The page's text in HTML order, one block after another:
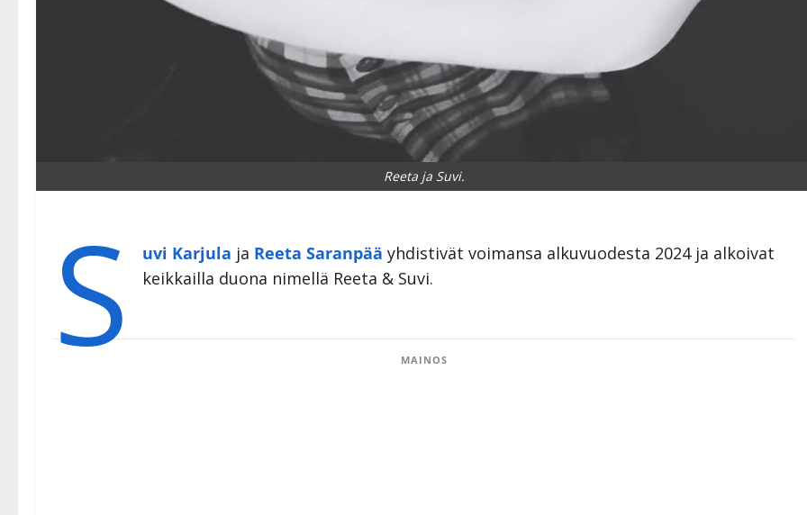
Reeta ja Suvi.
S uvi Karjula ja Reeta Saranpää yhdistivät voimansa alkuvuodesta 2024 ja alkoivat
keikkailla duona nimellä Reeta & Suvi.
MAINOS